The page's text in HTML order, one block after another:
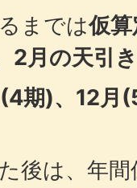
までは仮
2月の天引
(4期)、12
後は、年